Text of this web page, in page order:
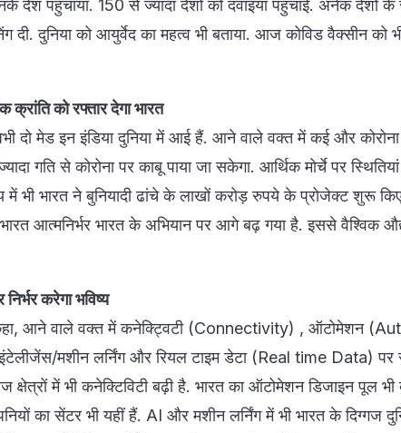
देश पहुंचाया. 150 से ज्यादा देशों को दवाइंयां पहुंचाईं. अनेक देशों के
दी. दुनिया को आयुर्वेद का महत्व भी बताया. आज कोविड वैक्सीन को
क्रांति को रफ्तार देगा भारत
दो मेड इन इंडिया दुनिया में आई हैं. आने वाले वक्त में कई और
गति से कोरोना पर काबू पाया जा सकेगा. आर्थिक मोर्चे पर
में भी भारत ने बुनियादी ढांचे के लाखों करोड़ रुपये के प्रोजेक्ट शुरू
आत्मनिर्भर भारत के अभियान पर आगे बढ़ गया है. इससे वैश्विक
निर्भर करेगा भविष्य
कहा, आने वाले वक्त में कनेक्ट्विटी (Connectivity) , ऑटोमेशन
मशीन लर्निंग और रियल टाइम डेटा (Real time Data) पर
क्षेत्रों में भी कनेक्टिविटी बढ़ी है. भारत का ऑटोमेशन डिजाइन पूल भी
का सेंटर भी यहीं हैं. AI और मशीन लर्निंग में भी भारत के दिग्गज